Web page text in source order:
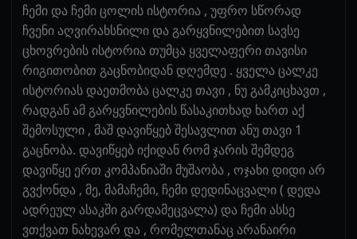
ჩემი და ჩემი ცოლის ისტორია , უფრო სწორად
ჩვენი აღვირახსნილი და გარყვნილებით სავსე
ცხოვრების ისტორია თუმცა ყველაფერი თავისი
რიგითობით გაცნობიდან დღემდე . ყველა ცალკე
ისტორიას დაეთმობა ცალკე თავი , ნუ გამკიცხავთ ,
რადგან ამ გარყვნილების წასაკითხად ხართ აქ
შემოსული , მაშ დავიწყებ შესავლით ანუ თავი 1
გაცნობა. დავიწყებ იქიდან რომ ჯარის შემდეგ
დავიწყე ერთ კომპანიაში მუშაობა , ოჯახი დიდი არ
გვქონდა , მე, მამაჩემი, ჩემი დედინაცვალი ( დედა
ადრეულ ასაკში გარდამეცვალა) და ჩემი ასსე
ვთქვათ ნახევარ და , რომელთანაც არანაირი